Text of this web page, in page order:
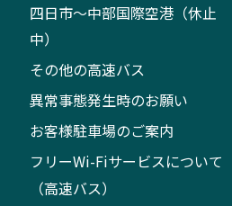
四日市～中部国際空港（休止
中）
その他の高速バス
異常事態発生時のお願い
お客様駐車場のご案内
フリーWi-Fiサービスについて
（高速バス）